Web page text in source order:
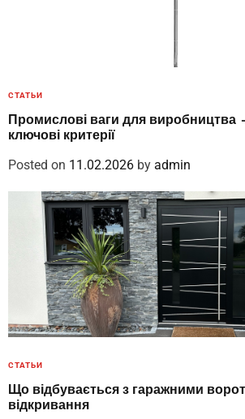
СТАТЬИ
Промислові ваги для виробництва
ключові критерії
Posted on 11.02.2026 by admin
СТАТЬИ
Що відбувається з гаражними
відкривання